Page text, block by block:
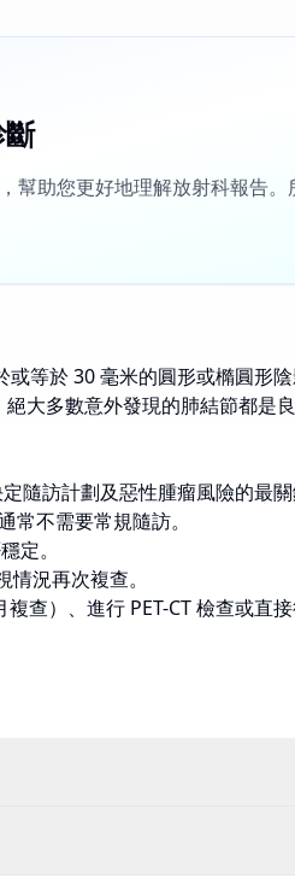
幫助您更好地理解放射科報告
等於 30 毫米的圓形或橢圓形
大多數意外發現的肺結節都是
隨訪計劃及惡性腫瘤風險的最關
常不需要常規隨訪。
定。
況再次複查。
查）、進行 PET-CT 檢查或直接